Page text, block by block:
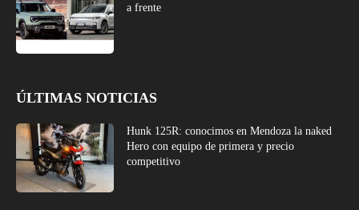
a frente
ÚLTIMAS NOTICIAS
Hunk 125R: conocimos en Mendoza la naked
Hero con equipo de primera y precio
competitivo